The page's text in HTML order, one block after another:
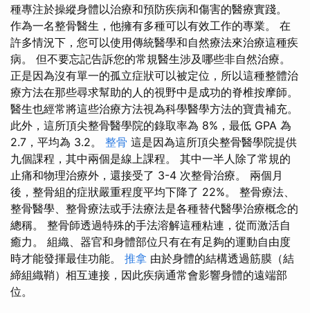
種專注於操縱身體以治療和預防疾病和傷害的醫療實踐。
作為一名整骨醫生，他擁有多種可以有效工作的專業。 在
許多情況下，您可以使用傳統醫學和自然療法來治療這種疾
病。 但不要忘記告訴您的常規醫生涉及哪些非自然治療。
正是因為沒有單一的孤立症狀可以被定位，所以這種整體治
療方法在那些尋求幫助的人的視野中是成功的脊椎按摩師。
醫生也經常將這些治療方法視為科學醫學方法的寶貴補充。
此外，這所頂尖整骨醫學院的錄取率為 8%，最低 GPA 為
2.7，平均為 3.2。 整骨 這是因為這所頂尖整骨醫學院提供
九個課程，其中兩個是線上課程。 其中一半人除了常規的
止痛和物理治療外，還接受了 3-4 次整骨治療。 兩個月
後，整骨組的症狀嚴重程度平均下降了 22%。 整骨療法、
整骨醫學、整骨療法或手法療法是各種替代醫學治療概念的
總稱。 整骨師透過特殊的手法溶解這種粘連，從而激活自
癒力。 組織、器官和身體部位只有在有足夠的運動自由度
時才能發揮最佳功能。 推拿 由於身體的結構透過筋膜（結
締組織鞘）相互連接，因此疾病通常會影響身體的遠端部
位。